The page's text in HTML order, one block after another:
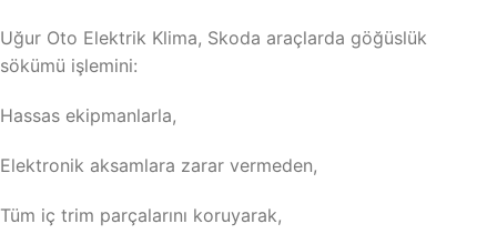
Uğur Oto Elektrik Klima, Skoda araçlarda göğüslük
sökümü işlemini:
Hassas ekipmanlarla,
Elektronik aksamlara zarar vermeden,
Tüm iç trim parçalarını koruyarak,